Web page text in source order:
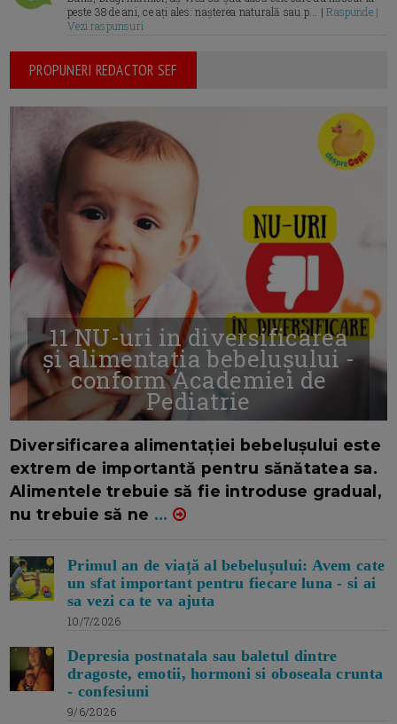
peste 38 de ani, ce ați ales: nașterea naturală sau p... |Raspunde |
Vezi raspunsuri
PROPUNERI REDACTOR SEF
11 NU-uri in diversificarea
și alimentația bebelușului -
conform Academiei de
Pediatrie
Diversificarea alimentației bebelușului este
extrem de importantă pentru sănătatea sa.
Alimentele trebuie să fie introduse gradual,
nu trebuie să ne ...
Primul an de viață al bebelușului: Avem cate
un sfat important pentru fiecare luna - si ai
sa vezi ca te va ajuta
10/7/2026
Depresia postnatala sau baletul dintre
dragoste, emotii, hormoni si oboseala crunta
- confesiuni
9/6/2026